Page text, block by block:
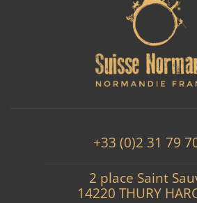
+33 (0)2 31 79
2 place Saint
14220 THURY